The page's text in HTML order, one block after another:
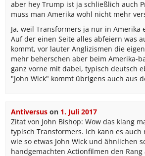
aber hey Trump ist ja schließlich auch
muss man Amerika wohl nicht mehr
Ja, weil Transformers ja nur in Amerika
Auf der einen Seite alles abfeiern was
kommt, vor lauter Anglizismen die
mehr beherschen aber beim Amerika-
ganz vorne mit dabei, typisch deutsch
"John Wick" kommt übrigens auch aus
Antiversuson 1. Juli 2017
Zitat von John Bishop: Wow das klang
typisch Transformers. Ich kann es auch
wie so etwas John Wick und ähnlichen
handgemachten Actionfilmen den